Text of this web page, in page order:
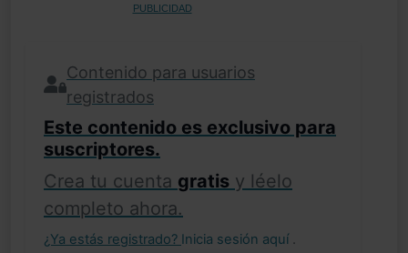
PUBLICIDAD
Contenido para usuarios
registrados
Este contenido es exclusivo para
suscriptores.
Crea tu cuenta gratis y léelo
completo ahora.
¿Ya estás registrado? Inicia sesión aquí .